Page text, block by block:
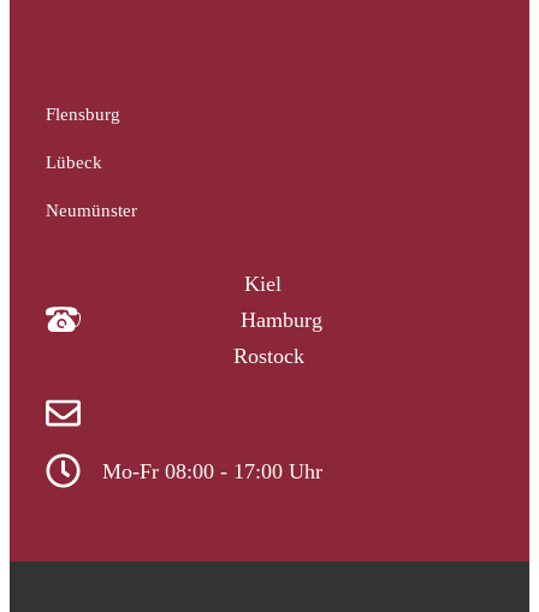
Flensburg
Lübeck
Neumünster
Kiel
Hamburg
Rostock
Mo-Fr 08:00 - 17:00 Uhr